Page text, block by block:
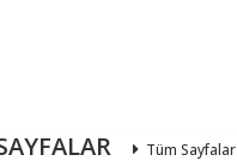
Tüm Sayfalar